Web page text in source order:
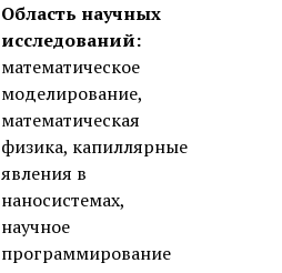
Область научных
исследований:
математическое
моделирование,
математическая
физика, капиллярные
явления в
наносистемах,
научное
программирование